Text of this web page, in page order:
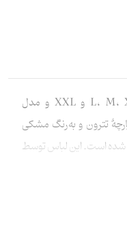
پیراهن «أین منتقم» در چهار سایز L، M، XL و XXL و مدل
تترون و به‌رنگ مشکی
شده‌ است. این لباس توسط